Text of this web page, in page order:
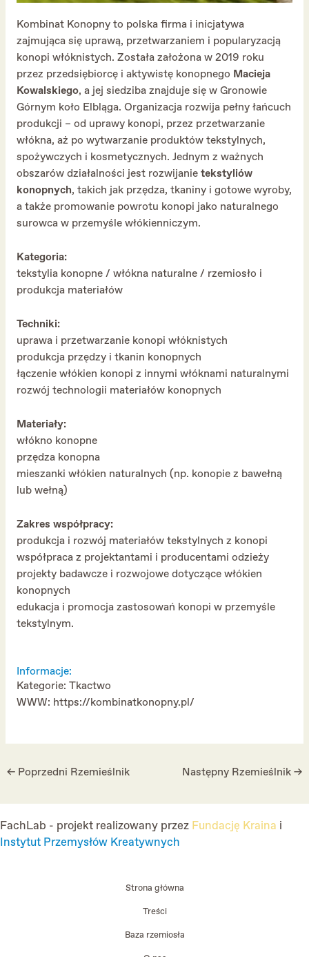
Kombinat Konopny to polska firma i inicjatywa
zajmująca się uprawą, przetwarzaniem i popularyzacją
konopi włóknistych. Została założona w 2019 roku
przez przedsiębiorcę i aktywistę konopnego Macieja
Kowalskiego, a jej siedziba znajduje się w Gronowie
Górnym koło Elbląga. Organizacja rozwija pełny łańcuch
produkcji – od uprawy konopi, przez przetwarzanie
włókna, aż po wytwarzanie produktów tekstylnych,
spożywczych i kosmetycznych. Jednym z ważnych
obszarów działalności jest rozwijanietekstyliów
konopnych, takich jak przędza, tkaniny i gotowe wyroby,
a także promowanie powrotu konopi jako naturalnego
surowca w przemyśle włókienniczym.
Kategoria:
tekstylia konopne / włókna naturalne / rzemiosło i
produkcja materiałów
Techniki:
uprawa i przetwarzanie konopi włóknistych
produkcja przędzy i tkanin konopnych
łączenie włókien konopi z innymi włóknami naturalnymi
rozwój technologii materiałów konopnych
Materiały:
włókno konopne
przędza konopna
mieszanki włókien naturalnych (np. konopie z bawełną
lub wełną)
Zakres współpracy:
produkcja i rozwój materiałów tekstylnych z konopi
współpraca z projektantami i producentami odzieży
projekty badawcze i rozwojowe dotyczące włókien
konopnych
edukacja i promocja zastosowań konopi w przemyśle
tekstylnym.
Informacje:
Kategorie: Tkactwo
WWW: https://kombinatkonopny.pl/
Post
← Poprzedni Rzemieślnik Następny Rzemieślnik→
FachLab - projekt realizowany przez Fundację Kraina i
Instytut Przemysłów Kreatywnych
Strona główna
Treści
Baza rzemiosła